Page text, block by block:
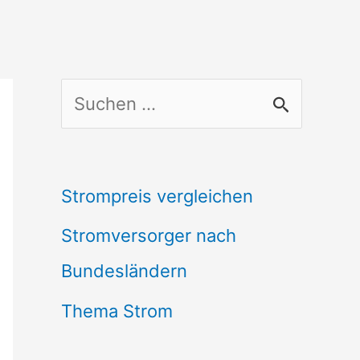
u
h
e
n
n
Strompreis vergleichen
Stromversorger nach
Bundesländern
Thema Strom